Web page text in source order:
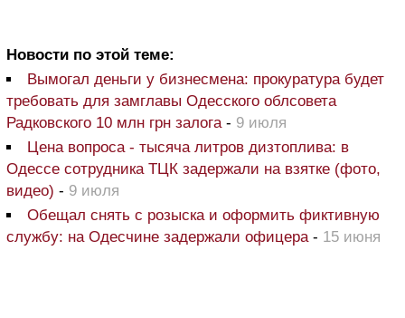
Новости по этой теме:
Вымогал деньги у бизнесмена: прокуратура будет
требовать для замглавы Одесского облсовета
Радковского 10 млн грн залога- 9 июля
Цена вопроса - тысяча литров дизтоплива: в
Одессе сотрудника ТЦК задержали на взятке (фото,
видео) - 9 июля
Обещал снять с розыска и оформить фиктивную
службу: на Одесчине задержали офицера - 15 июня